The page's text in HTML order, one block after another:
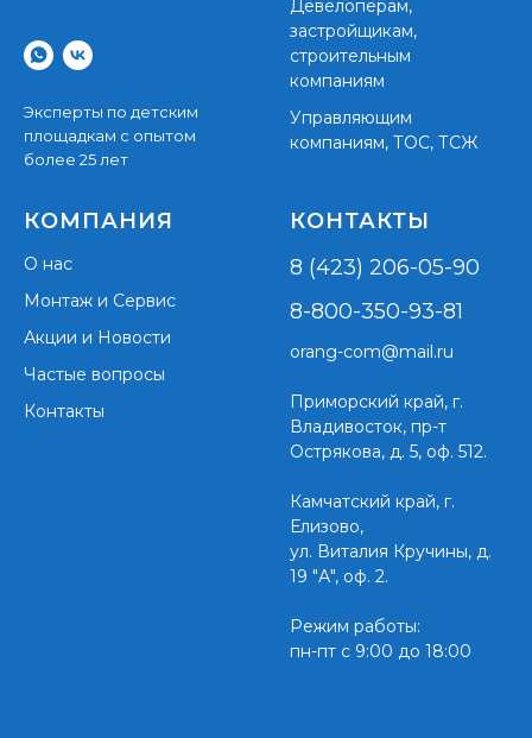
Эксперты по детским
площадкам с опытом
более 25 лет
Девелоперам,
застройщикам,
строительным
компаниям
Управляющим
компаниям, ТОС, ТСЖ
КОМПАНИЯ
О нас
Монтаж и Сервис
Акции и Новости
Частые вопросы
Контакты
КОНТАКТЫ
8 (423) 206-05-90
8-800-350-93-81
orang-com@mail.ru
Приморский край, г.
Владивосток, пр-т
Острякова, д. 5, оф. 512.
Камчатский край, г.
Елизово,
ул. Виталия Кручины, д.
19 "А", оф. 2.
Режим работы:
пн-пт с 9:00 до 18:00